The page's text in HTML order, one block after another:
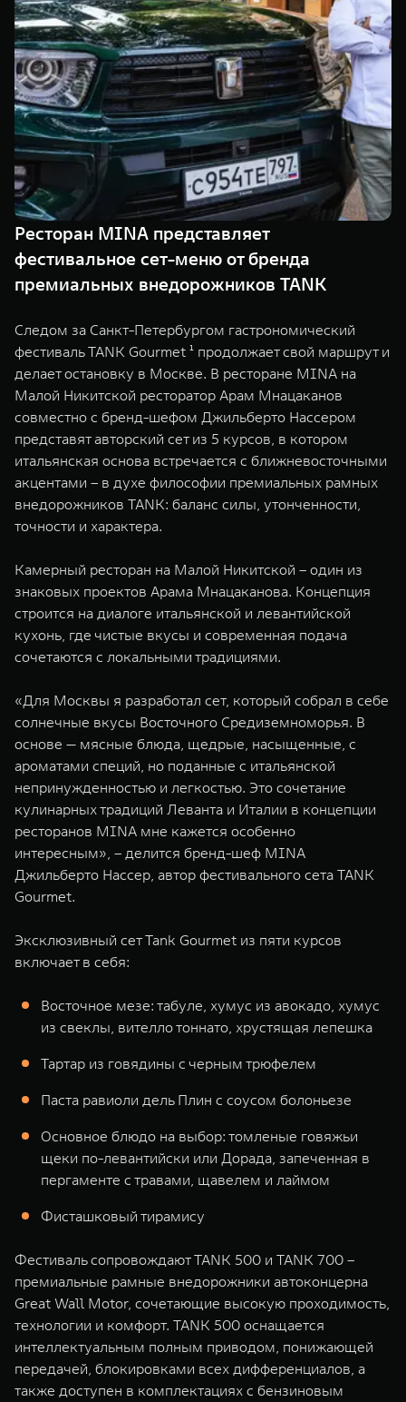
TANK 500
Веди за собой
от 6 499 000 ₽
TANK 700
Сила
от 10
WEY 07
Расширяя границы комфорта
от 6 149 000 ₽
WEY 05
Эстетика
от 5 699
WEY 80
от 6 449 000 ₽ от 8 099
TANK Финансы
Корпоративным клиентам
TANK ФИНАНСЫ
TANK Кредит
TANK Лизинг
TANK Страхование
Сервис
Специальные предложения
Моторные масла
ЦИФРОВЫЕ СЕРВИСЫ TANK
Цифровые сервисы TANK
Подписки
Ресторан MINA представляет
фестивальное сет-меню от бренда
премиальных внедорожников TANK
Следом за Санкт-Петербургом гастрономический
фестиваль TANK Gourmet ¹ продолжает свой маршрут и
делает остановку в Москве. В ресторане MINA на
Малой Никитской ресторатор Арам Мнацаканов
совместно с бренд-шефом Джильберто Нассером
представят авторский сет из 5 курсов, в котором
итальянская основа встречается с ближневосточными
акцентами – в духе философии премиальных рамных
внедорожников TANK: баланс силы, утонченности,
точности и характера.
Камерный ресторан на Малой Никитской – один из
знаковых проектов Арама Мнацаканова. Концепция
строится на диалоге итальянской и левантийской
кухонь, где чистые вкусы и современная подача
сочетаются с локальными традициями.
«Для Москвы я разработал сет, который собрал в себе
солнечные вкусы Восточного Средиземноморья. В
основе — мясные блюда, щедрые, насыщенные, с
ароматами специй, но поданные с итальянской
непринужденностью и легкостью. Это сочетание
кулинарных традиций Леванта и Италии в концепции
ресторанов MINA мне кажется особенно
интересным», – делится бренд-шеф MINA
Джильберто Нассер, автор фестивального сета TANK
Gourmet.
Эксклюзивный сет Tank Gourmet из пяти курсов
включает в себя:
Восточное мезе: табуле, хумус из авокадо, хумус
из свеклы, вителло тоннато, хрустящая лепешка
Тартар из говядины с черным трюфелем
Паста равиоли дель Плин с соусом болоньезе
Основное блюдо на выбор: томленые говяжьи
щеки по-левантийски или Дорада, запеченная в
пергаменте с травами, щавелем и лаймом
Фисташковый тирамису
Фестиваль сопровождают TANK 500 и TANK 700 –
премиальные рамные внедорожники автоконцерна
Great Wall Motor, сочетающие высокую проходимость,
технологии и комфорт. TANK 500 оснащается
интеллектуальным полным приводом, понижающей
передачей, блокировками всех дифференциалов, а
также доступен в комплектациях с бензиновым